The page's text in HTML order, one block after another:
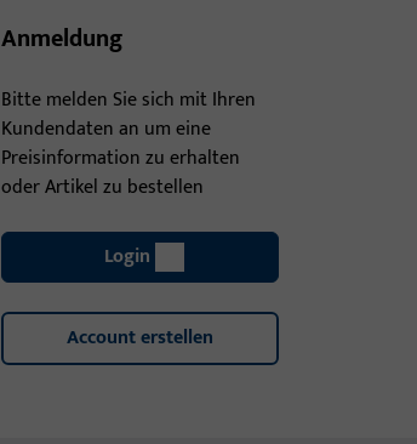
Anmeldung
Bitte melden Sie sich mit Ihren
Kundendaten an um eine
Preisinformation zu erhalten
oder Artikel zu bestellen
Login
Account erstellen